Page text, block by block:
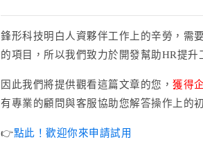
鋒形科技明白人資夥伴工作上的辛勞，需
的項目，所以我們致力於開發幫助HR提升
因此我們將提供觀看這篇文章的您， 獲得
有專業的顧問與客服協助您解答操作上的
👉點此！歡迎你來申請試用